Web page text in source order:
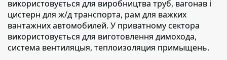
використовується для виробництва труб, вагонав і
цистерн для ж/д транспорта, рам для важких
вантажних автомобилей. У приватному сектора
використовується для виготовлення димохода,
система вентиляцыя, теплоизоляция примыщень.